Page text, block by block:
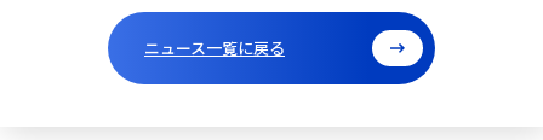
ニュース一覧に戻る